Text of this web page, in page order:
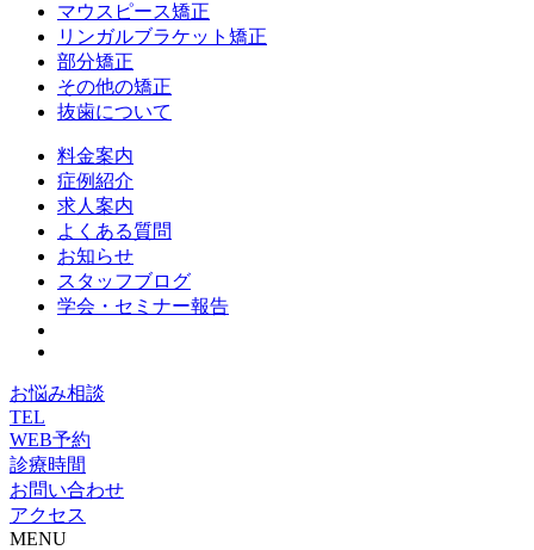
マウスピース矯正
リンガルブラケット矯正
部分矯正
その他の矯正
抜歯について
料金案内
症例紹介
求人案内
よくある質問
お知らせ
スタッフブログ
学会・セミナー報告
お悩み相談
TEL
WEB予約
診療時間
お問い合わせ
アクセス
MENU